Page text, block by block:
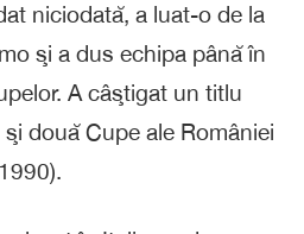
niciodată, a luat-o de la
şi a dus echipa până în
A câştigat un titlu
două Cupe ale României